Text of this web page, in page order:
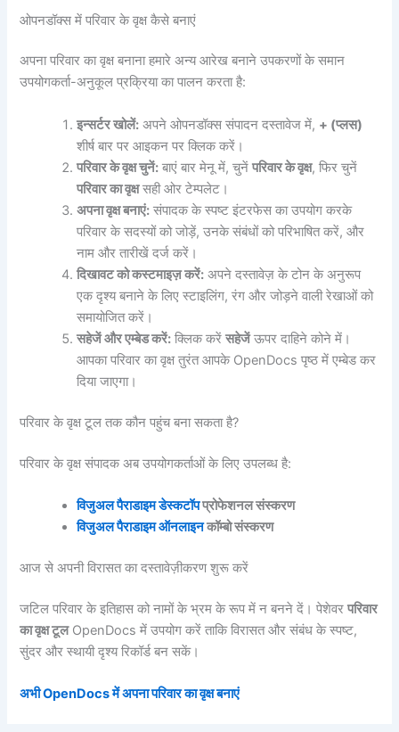
ओपनडॉक्स में परिवार के वृक्ष कैसे बनाएं
अपना परिवार का वृक्ष बनाना हमारे अन्य आरेख बनाने उपकरणों के समान
उपयोगकर्ता-अनुकूल प्रक्रिया का पालन करता है:
इन्सर्टर खोलें: अपने ओपनडॉक्स संपादन दस्तावेज में, + (प्लस)
शीर्ष बार पर आइकन पर क्लिक करें।
परिवार के वृक्ष चुनें: बाएं बार मेनू में, चुनेंपरिवार के वृक्ष, फिर चुनें
परिवार का वृक्षसही ओर टेम्पलेट।
अपना वृक्ष बनाएं: संपादक के स्पष्ट इंटरफेस का उपयोग करके
परिवार के सदस्यों को जोड़ें, उनके संबंधों को परिभाषित करें, और
नाम और तारीखें दर्ज करें।
दिखावट को कस्टमाइज़ करें: अपने दस्तावेज़ के टोन के अनुरूप
एक दृश्य बनाने के लिए स्टाइलिंग, रंग और जोड़ने वाली रेखाओं को
समायोजित करें।
सहेजें और एम्बेड करें: क्लिक करेंसहेजेंऊपर दाहिने कोने में।
आपका परिवार का वृक्ष तुरंत आपके OpenDocs पृष्ठ में एम्बेड कर
दिया जाएगा।
परिवार के वृक्ष टूल तक कौन पहुंच बना सकता है?
परिवार के वृक्ष संपादक अब उपयोगकर्ताओं के लिए उपलब्ध है:
विजुअल पैराडाइम डेस्कटॉपप्रोफेशनल संस्करण
विजुअल पैराडाइम ऑनलाइनकॉम्बो संस्करण
आज से अपनी विरासत का दस्तावेज़ीकरण शुरू करें
जटिल परिवार के इतिहास को नामों के भ्रम के रूप में न बनने दें। पेशेवरपरिवार
का वृक्ष टूलOpenDocs में उपयोग करें ताकि विरासत और संबंध के स्पष्ट,
सुंदर और स्थायी दृश्य रिकॉर्ड बन सकें।
अभी OpenDocs में अपना परिवार का वृक्ष बनाएं